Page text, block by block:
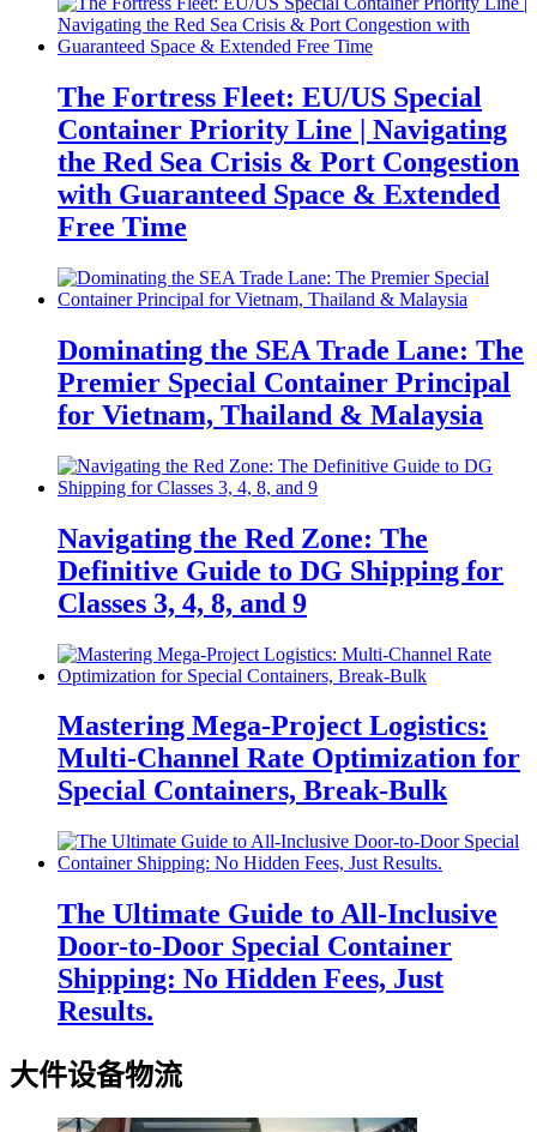
The Fortress Fleet: EU/US Special
Container Priority Line | Navigating
the Red Sea Crisis & Port Congestion
with Guaranteed Space & Extended
Free Time
Dominating the SEA Trade Lane: The
Premier Special Container Principal
for Vietnam, Thailand & Malaysia
Navigating the Red Zone: The
Definitive Guide to DG Shipping for
Classes 3, 4, 8, and 9
Mastering Mega-Project Logistics:
Multi-Channel Rate Optimization for
Special Containers, Break-Bulk
The Ultimate Guide to All-Inclusive
Door-to-Door Special Container
Shipping: No Hidden Fees, Just
Results.
大件设备物流